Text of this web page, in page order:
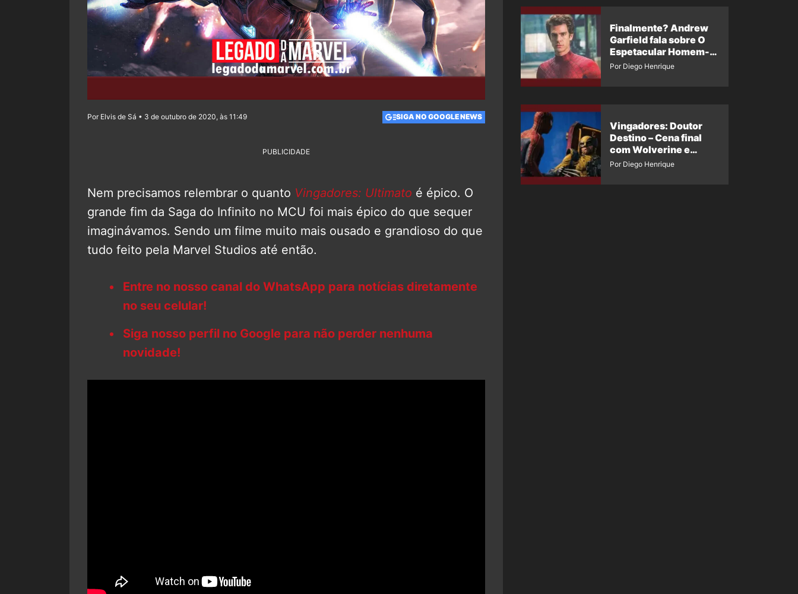
Por Elvis de Sá • 3 de outubro de 2020, às 11:49 SIGA NO GOOGLE NEWS
PUBLICIDADE
Nem precisamos relembrar o quanto Vingadores: Ultimato é épico. O
grande fim da Saga do Infinito no MCU foi mais épico do que sequer
imaginávamos. Sendo um filme muito mais ousado e grandioso do que
tudo feito pela Marvel Studios até então.
Entre no nosso canal do WhatsApp para notícias diretamente
no seu celular!
Siga nosso perfil no Google para não perder nenhuma
novidade!
Finalmente? Andrew
Garfield fala sobre O
Espetacular Homem-
Aranha 3
Por Diego Henrique
Vingadores: Doutor
Destino – Cena final
com Wolverine e
Homem-Aranha de
Por Diego Henrique